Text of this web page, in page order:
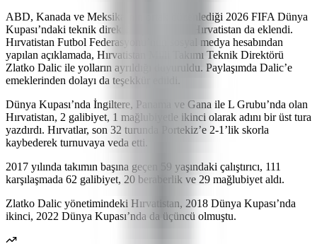
ABD, Kanada ve Meksika’nın ortak düzenlediği 2026 FIFA Dünya
Kupası’ndaki teknik direktör ayrılıklarına Hırvatistan da eklendi.
Hırvatistan Futbol Federasyonu’nun sosyal medya hesabından
yapılan açıklamada, Hırvatistan Milli Takımı Teknik Direktörü
Zlatko Dalic ile yolların ayrıldığı duyuruldu. Paylaşımda Dalic’e
emeklerinden dolayı da teşekkür edildi.
Dünya Kupası’nda İngiltere, Panama ve Gana ile L Grubu’nda olan
Hırvatistan, 2 galibiyet, 1 mağlubiyetle ikinci olarak adını bir üst tura
yazdırdı. Hırvatlar, son 32 turunda Portekiz’e 2-1’lik skorla
kaybederek turnuvaya veda etti.
2017 yılında takımın başına geçen 59 yaşındaki çalıştırıcı, 111
karşılaşmada 62 galibiyet, 20 beraberlik ve 29 mağlubiyet aldı.
Zlatko Dalic yönetimindeki Hırvatistan, 2018 Dünya Kupası’nda
ikinci, 2022 Dünya Kupası’nda da üçüncü olmuştu.